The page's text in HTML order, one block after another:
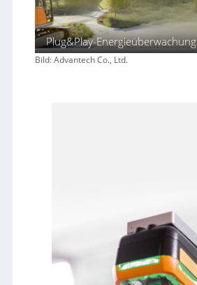
Plug&Play-Energieüberwachung
Bild: Advantech Co., Ltd.